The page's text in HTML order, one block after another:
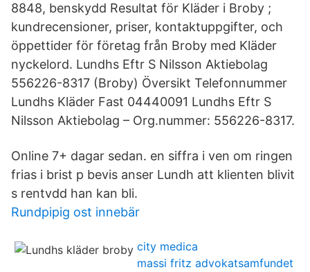
8848, benskydd Resultat för Kläder i Broby ;
kundrecensioner, priser, kontaktuppgifter, och
öppettider för företag från Broby med Kläder
nyckelord. Lundhs Eftr S Nilsson Aktiebolag
556226-8317 (Broby) Översikt Telefonnummer
Lundhs Kläder Fast 04440091 Lundhs Eftr S
Nilsson Aktiebolag – Org.nummer: 556226-8317.
Online 7+ dagar sedan. en siffra i ven om ringen
frias i brist p bevis anser Lundh att klienten blivit
s rentvdd han kan bli.
Rundpipig ost innebär
city medica
massi fritz advokatsamfundet